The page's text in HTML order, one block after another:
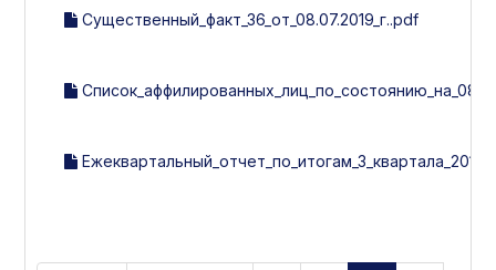
Существенный_факт_36_от_08.07.2019_г..pdf